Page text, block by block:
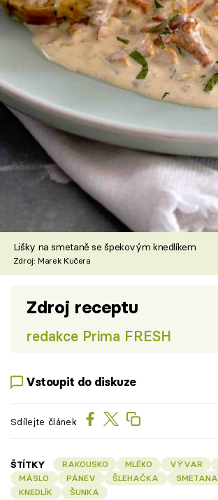
Lišky na smetaně se špekovým knedlíkem
Zdroj: Marek Kučera
Zdroj receptu
redakce Prima FRESH
Vstoupit do diskuze
Sdílejte článek
ŠTÍTKY RAKOUSKO MLÉKO VÝVAR
MÁSLO
PÁNEV ŠLEHAČKA SMETANA
KNEDLÍK
ŠUNKA